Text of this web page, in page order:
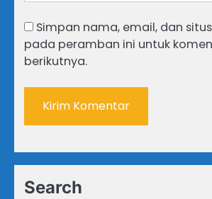
Simpan nama, email, dan
pada peramban ini untuk
berikutnya.
Search